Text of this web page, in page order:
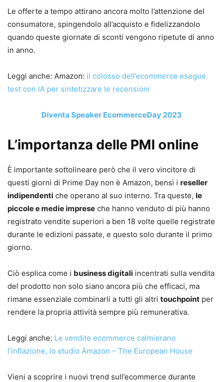
Le offerte a tempo attirano ancora molto l’attenzione del
consumatore, spingendolo all’acquisto e fidelizzandolo
quando queste giornate di sconti vengono ripetute di anno
in anno.
Leggi anche: Amazon: il colosso dell’ecommerce esegue
test con IA per sintetizzare le recensioni
Diventa Speaker EcommerceDay 2023
L’importanza delle PMI online
È importante sottolineare però che il vero vincitore di
questi giorni di Prime Day non è Amazon, bensì i reseller
indipendenti che operano al suo interno. Tra queste, le
piccole e medie imprese che hanno venduto di più hanno
registrato vendite superiori a ben 18 volte quelle registrate
durante le edizioni passate, e questo solo durante il primo
giorno.
Ciò esplica come i business digitali incentrati sulla vendita
del prodotto non solo siano ancora più che efficaci, ma
rimane essenziale combinarli a tutti gli altri touchpoint per
rendere la propria attività sempre più remunerativa.
Leggi anche: Le vendite ecommerce calmierano
l’inflazione, lo studio Amazon – The European House
Vieni a scoprire i nuovi trend sull’ecommerce durante